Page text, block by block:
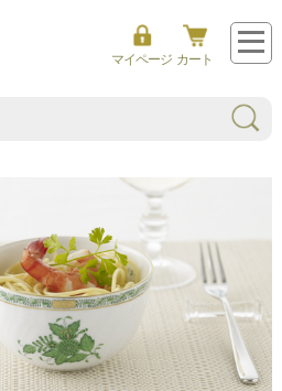
マイページ カート